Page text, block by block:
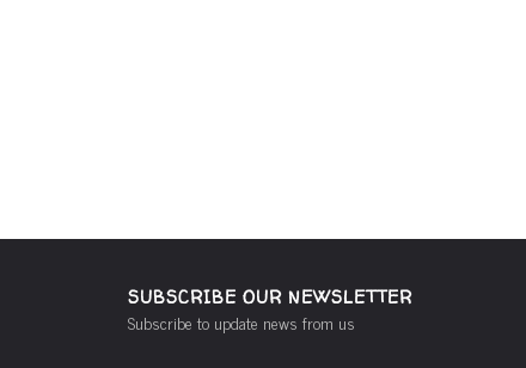
SUBSCRIBE OUR NEWSLETTER
Subscribe to update news from us